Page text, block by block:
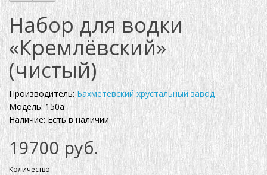
Набор для водки
«Кремлёвский»
(чистый)
Производитель: Бахметевский хрустальный завод
Модель: 150а
Наличие: Есть в наличии
19700 руб.
Количество